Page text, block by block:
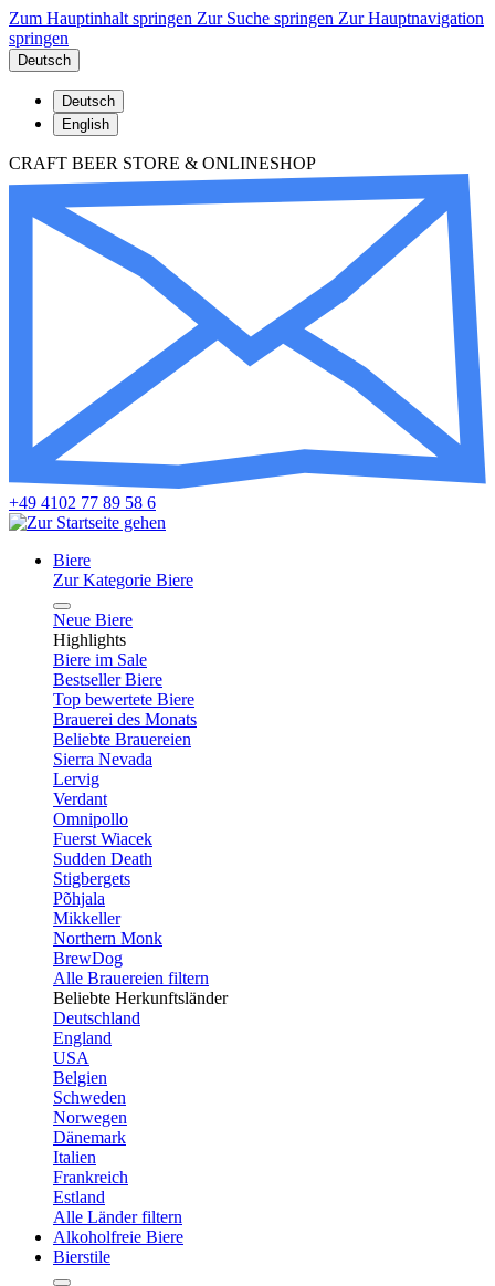
Zum Hauptinhalt springen Zur Suche springen Zur Hauptnavigation
springen
Deutsch
Deutsch
English
CRAFT BEER STORE & ONLINESHOP
+49 4102 77 89 58 6
Biere
Zur Kategorie Biere
Neue Biere
Highlights
Biere im Sale
Bestseller Biere
Top bewertete Biere
Brauerei des Monats
Beliebte Brauereien
Sierra Nevada
Lervig
Verdant
Omnipollo
Fuerst Wiacek
Sudden Death
Stigbergets
Põhjala
Mikkeller
Northern Monk
BrewDog
Alle Brauereien filtern
Beliebte Herkunftsländer
Deutschland
England
USA
Belgien
Schweden
Norwegen
Dänemark
Italien
Frankreich
Estland
Alle Länder filtern
Alkoholfreie Biere
Bierstile